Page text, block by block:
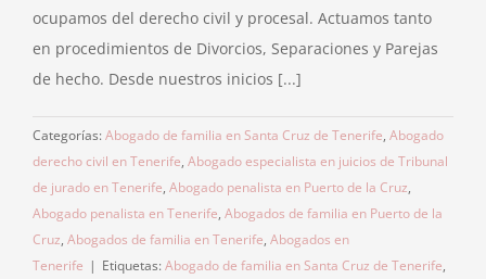
ocupamos del derecho civil y procesal. Actuamos tanto
en procedimientos de Divorcios, Separaciones y Parejas
de hecho. Desde nuestros inicios [...]
Categorías: Abogado de familia en Santa Cruz de Tenerife, Abogado
derecho civil en Tenerife, Abogado especialista en juicios de Tribunal
de jurado en Tenerife, Abogado penalista en Puerto de la Cruz,
Abogado penalista en Tenerife, Abogados de familia en Puerto de la
Cruz, Abogados de familia en Tenerife, Abogados en
Tenerife | Etiquetas: Abogado de familia en Santa Cruz de Tenerife,